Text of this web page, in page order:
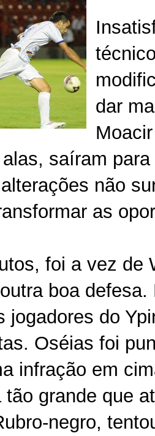
dar
saíram
não
as
foi a vez de
boa
jogadores do
Oséias foi
infração em
tão grande que
negro,